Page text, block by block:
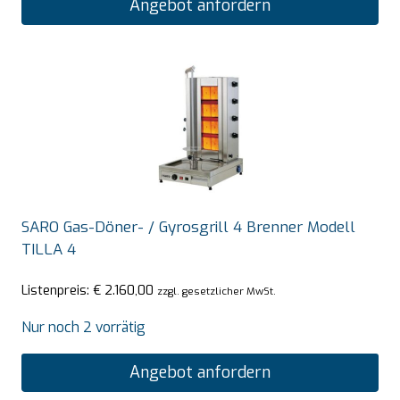
Angebot anfordern
SARO Gas-Döner- / Gyrosgrill 4 Brenner Modell
TILLA 4
Listenpreis: € 2.160,00 zzgl. gesetzlicher MwSt.
Nur noch 2 vorrätig
Angebot anfordern